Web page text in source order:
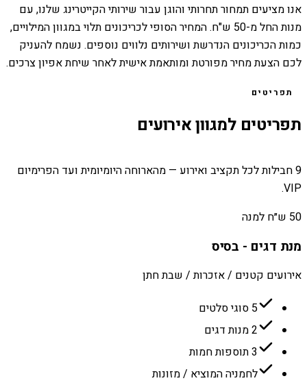
אנו מציעים תמחור תחרותי והוגן עבור שירותי הקייטרינג שלנו, עם
מנות החל מ-50 ש"ח. המחיר הסופי לכריכונים תלוי במגוון המילויים,
כמות הכריכונים הנדרשת ושירותים נלווים נוספים. נשמח להעניק
לכם הצעת מחיר מפורטת ומותאמת אישית לאחר שיחת אפיון צרכים.
תפריטים
תפריטים למגוון אירועים
9 חבילות לכל תקציב ואירוע — מהארוחה היומיומית ועד הפרימיום
VIP.
50 ש״ח למנה
מנת דגים - בסיס
אירועים קטנים / אזכרות / שבת חתן
5 סוגי סלטים
2 מנות דגים
3 תוספות חמות
לחמניה המוציא / מזונות